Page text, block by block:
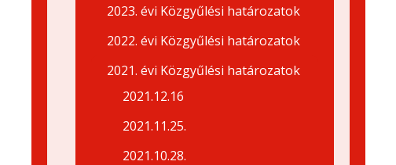
2023. évi Közgyűlési határozatok
2022. évi Közgyűlési határozatok
2021. évi Közgyűlési határozatok
2021.12.16
2021.11.25.
2021.10.28.